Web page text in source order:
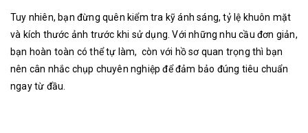
Tuy nhiên, bạn đừng quên kiểm tra kỹ ánh sáng, tỷ lệ khuôn mặt
và kích thước ảnh trước khi sử dụng. Với những nhu cầu đơn giản,
bạn hoàn toàn có thể tự làm, còn với hồ sơ quan trọng thì bạn
nên cân nhắc chụp chuyên nghiệp để đảm bảo đúng tiêu chuẩn
ngay từ đầu.